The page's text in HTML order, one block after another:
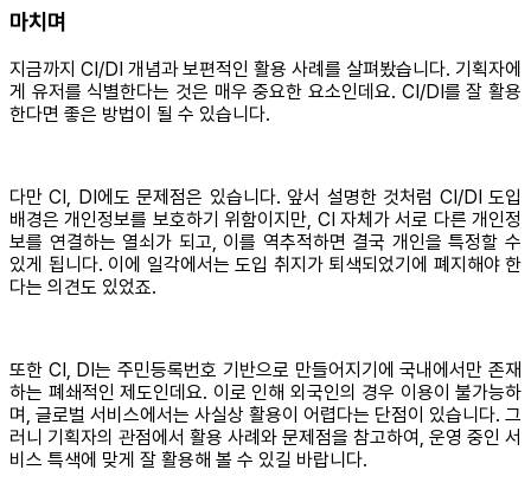
마치며
지금까지 CI/DI 개념과 보편적인 활용 사례를 살펴봤습니다. 기획자에
게 유저를 식별한다는 것은 매우 중요한 요소인데요. CI/DI를 잘 활용
한다면 좋은 방법이 될 수 있습니다.
다만 CI, DI에도 문제점은 있습니다. 앞서 설명한 것처럼 CI/DI 도입
배경은 개인정보를 보호하기 위함이지만, CI 자체가 서로 다른 개인정
보를 연결하는 열쇠가 되고, 이를 역추적하면 결국 개인을 특정할 수
있게 됩니다. 이에 일각에서는 도입 취지가 퇴색되었기에 폐지해야 한
다는 의견도 있었죠.
또한 CI, DI는 주민등록번호 기반으로 만들어지기에 국내에서만 존재
하는 폐쇄적인 제도인데요. 이로 인해 외국인의 경우 이용이 불가능하
며, 글로벌 서비스에서는 사실상 활용이 어렵다는 단점이 있습니다. 그
러니 기획자의 관점에서 활용 사례와 문제점을 참고하여, 운영 중인 서
비스 특색에 맞게 잘 활용해 볼 수 있길 바랍니다.